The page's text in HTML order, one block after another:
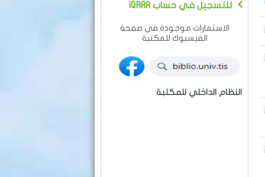
IQRAA للتسجيل في حساب
الاستمارات موجودة في صفحة
الفيسبوك للمكتبة
النظام الداخلي للمكتبة